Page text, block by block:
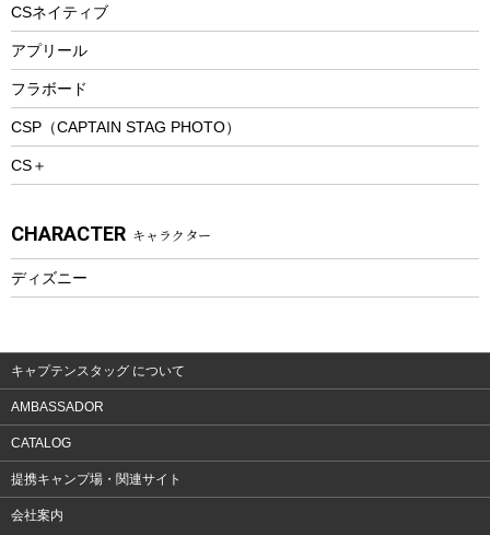
トレッキング
トレッキングアクセサリー
プレイグッズ
ウェルネス
ウェア、タオル
ウェア
CSネイティブ
アプリール
フラボード
CSP（CAPTAIN STAG PHOTO）
CS＋
CHARACTER キャラクター
ディズニー
キャプテンスタッグ について
AMBASSADOR
CATALOG
提携キャンプ場・関連サイト
会社案内